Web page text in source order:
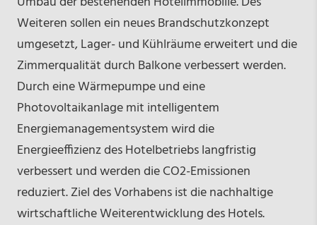
Weiteren sollen ein neues Brandschutzkonzept
umgesetzt, Lager- und Kühlräume erweitert und die
Zimmerqualität durch Balkone verbessert werden.
Durch eine Wärmepumpe und eine
Photovoltaikanlage mit intelligentem
Energiemanagementsystem wird die
Energieeffizienz des Hotelbetriebs langfristig
verbessert und werden die CO2-Emissionen
reduziert. Ziel des Vorhabens ist die nachhaltige
wirtschaftliche Weiterentwicklung des Hotels.